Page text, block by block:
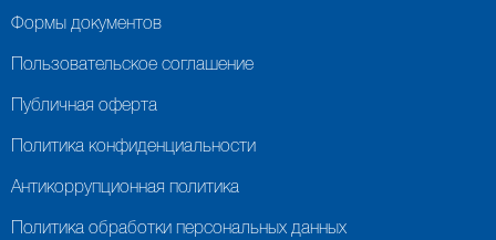
Формы документов
Пользовательское соглашение
Публичная оферта
Политика конфиденциальности
Антикоррупционная политика
Политика обработки персональных данных